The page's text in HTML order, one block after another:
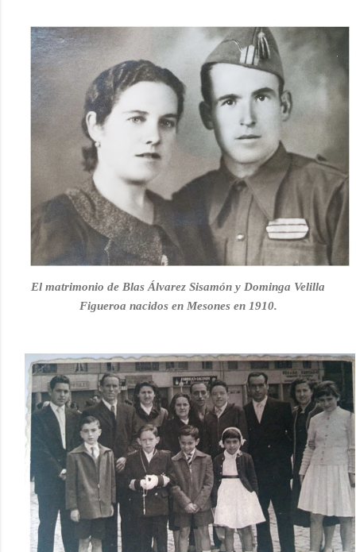
El matrimonio de Blas Álvarez Sisamón y Dominga Velilla
Figueroa nacidos en Mesones en 1910.